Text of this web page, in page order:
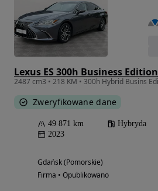
Lexus ES 300h Business Edition
Zweryfikowane dane
49 871 km Hybryda
2023
Gdańsk (Pomorskie)
Firma • Opublikowano